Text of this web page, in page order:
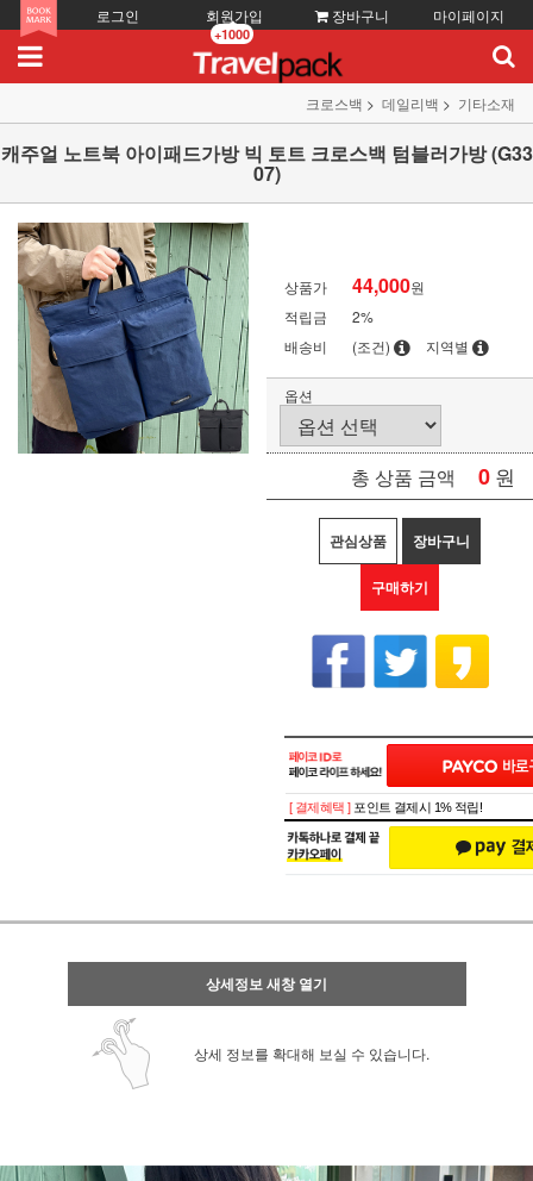
로그인 회원가입
+1000
장바구니 마이페이지
크로스백 데일리백 기타소재
캐주얼 노트북 아이패드가방 빅 토트 크로스백 텀블러가방 (G33
07)
상품가 44,000원
적립금
2%
배송비
(조건) 지역별
옵션
총 상품 금액 0 원
관심상품 장바구니
구매하기
[ 결제혜택 ] 포인트 결제시 1% 적립!
상세정보 새창 열기
상세 정보를 확대해 보실 수 있습니다.